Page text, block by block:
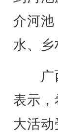
介河
水、
广西
表示
大活